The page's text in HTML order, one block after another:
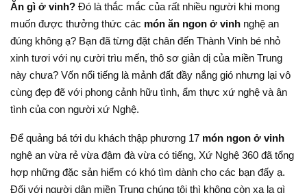
Ăn gì ở vinh? Đó là thắc mắc của rất nhiều người khi mong
muốn được thưởng thức các món ăn ngon ở vinh nghệ an
đúng không ạ? Bạn đã từng đặt chân đến Thành Vinh bé nhỏ
xinh tươi với nụ cười trìu mến, thô sơ giản dị của miền Trung
này chưa? Vốn nổi tiếng là mảnh đất đầy nắng gió nhưng lại vô
cùng đẹp đẽ với phong cảnh hữu tình, ẩm thực xứ nghệ và ân
tình của con người xứ Nghệ.
Để quảng bá tới du khách thập phương 17 món ngon ở vinh
nghệ an vừa rẻ vừa đậm đà vừa có tiếng, Xứ Nghệ 360 đã tổng
hợp những đặc sản hiểm có khó tìm dành cho các bạn đấy ạ.
Đối với người dân miền Trung chúng tôi thì không còn xa lạ gì